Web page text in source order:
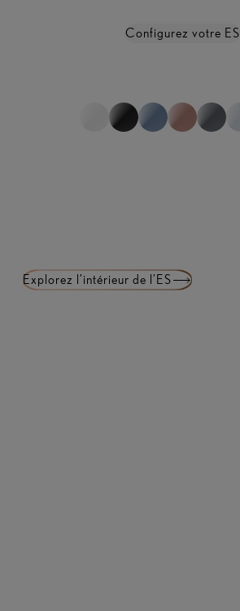
sur0
Configurez votre ES
Explorez l’intérieur de l’ES